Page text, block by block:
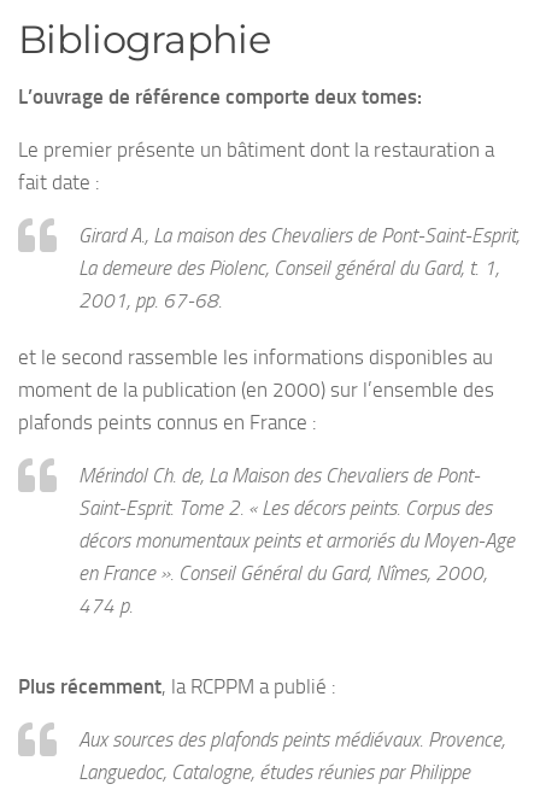
Bibliographie
L’ouvrage de référence comporte deux tomes:
Le premier présente un bâtiment dont la restauration a
fait date :
Girard A., La maison des Chevaliers de Pont-Saint-Esprit,
La demeure des Piolenc, Conseil général du Gard, t. 1,
2001, pp. 67-68.
et le second rassemble les informations disponibles au
moment de la publication (en 2000) sur l’ensemble des
plafonds peints connus en France :
Mérindol Ch. de, La Maison des Chevaliers de Pont-
Saint-Esprit. Tome 2. « Les décors peints. Corpus des
décors monumentaux peints et armoriés du Moyen-Age
en France ». Conseil Général du Gard, Nîmes, 2000,
474 p.
Plus récemment, la RCPPM a publié :
Aux sources des plafonds peints médiévaux. Provence,
Languedoc, Catalogne, études réunies par Philippe